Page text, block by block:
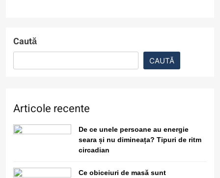
Caută
CAUTĂ
Articole recente
De ce unele persoane au energie
seara și nu dimineața? Tipuri de ritm
circadian
Ce obiceiuri de masă sunt
5
Cât costă să ții pornit un
umidificator de aer toată iarna?
6
care nu sunt clișeice și au povești
captivante